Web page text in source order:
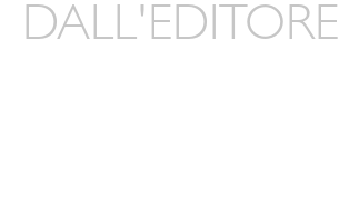
DALL'EDITORE